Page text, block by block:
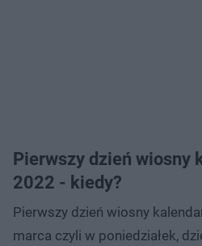
Pierwszy dzień wiosny
2022 - kiedy?
Pierwszy dzień wiosny
marca czyli w poniedziałek,